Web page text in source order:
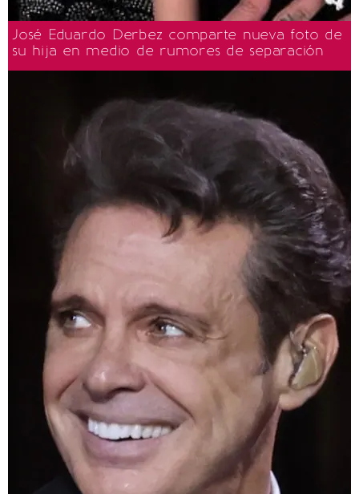
José Eduardo Derbez comparte nueva foto de
su hija en medio de rumores de separación